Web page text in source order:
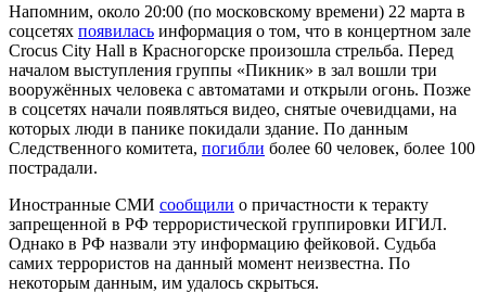
Напомним, около 20:00 (по московскому времени) 22 марта в
соцсетях появилась информация о том, что в концертном зале
Crocus City Hall в Красногорске произошла стрельба. Перед
началом выступления группы «Пикник» в зал вошли три
вооружённых человека с автоматами и открыли огонь. Позже
в соцсетях начали появляться видео, снятые очевидцами, на
которых люди в панике покидали здание. По данным
Следственного комитета, погибли более 60 человек, более 100
пострадали.
Иностранные СМИ сообщили о причастности к теракту
запрещенной в РФ террористической группировки ИГИЛ.
Однако в РФ назвали эту информацию фейковой. Судьба
самих террористов на данный момент неизвестна. По
некоторым данным, им удалось скрыться.